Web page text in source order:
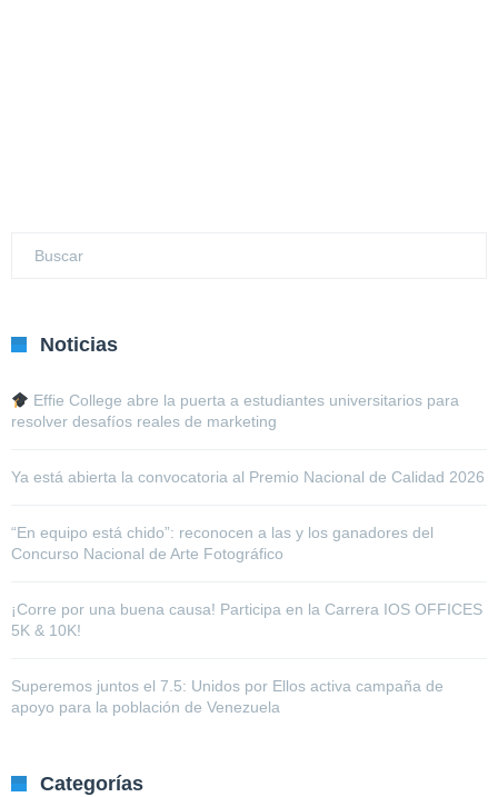
Noticias
Effie College abre la puerta a estudiantes universitarios para
resolver desafíos reales de marketing
Ya está abierta la convocatoria al Premio Nacional de Calidad 2026
“En equipo está chido”: reconocen a las y los ganadores del
Concurso Nacional de Arte Fotográfico
¡Corre por una buena causa! Participa en la Carrera IOS OFFICES
5K & 10K!
Superemos juntos el 7.5: Unidos por Ellos activa campaña de
apoyo para la población de Venezuela
Categorías